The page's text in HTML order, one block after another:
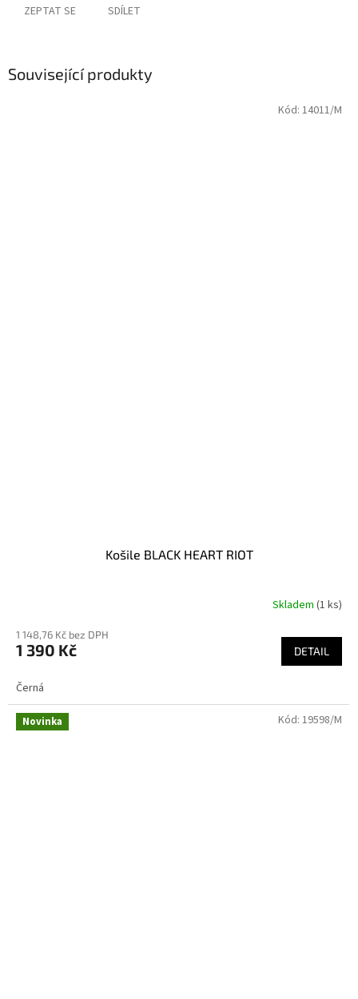
ZEPTAT SE SDÍLET
Související produkty
Košile BLACK HEART RIOT
Skladem (1 ks)
1 148,76 Kč bez DPH
1 390 Kč DETAIL
Černá
Kód: 14011/M
Novinka Kód: 19598/M